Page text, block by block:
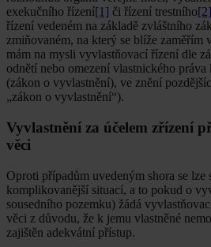
exekučního řízení[1] či řízení trestního[2]
řízení vedeném na základě zvláštního
zmiňovaném, na který se blíže zaměřím
mám na mysli vyvlastňovací řízení dle
odnětí nebo omezení vlastnického
(zákon o vyvlastnění), ve znění
„zákon o vyvlastnění“).
Vyvlastnění za účelem zřízení
věci
Oproti případům uvedeným shora se lze
komplikovanější situací, a to pokud o
sousedního pozemku) žádá
věci z důvodu, že k jemu vlastněné
zajištěn adekvátní přístup.